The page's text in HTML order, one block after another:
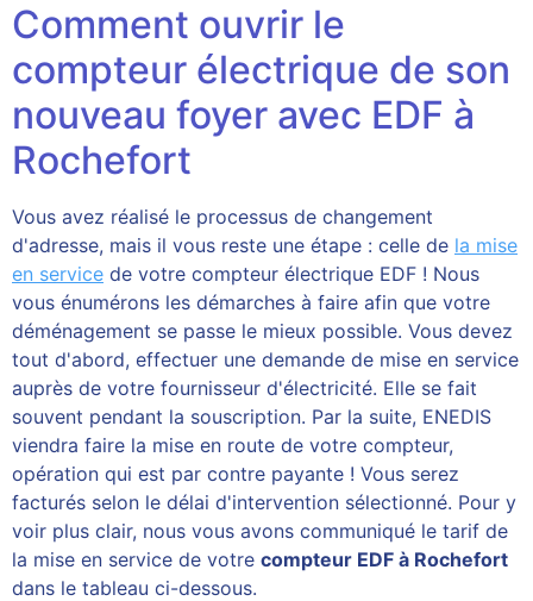
Comment ouvrir le
compteur électrique de son
nouveau foyer avec EDF à
Rochefort
Vous avez réalisé le processus de changement
d'adresse, mais il vous reste une étape : celle de la mise
en service de votre compteur électrique EDF ! Nous
vous énumérons les démarches à faire afin que votre
déménagement se passe le mieux possible. Vous devez
tout d'abord, effectuer une demande de mise en service
auprès de votre fournisseur d'électricité. Elle se fait
souvent pendant la souscription. Par la suite, ENEDIS
viendra faire la mise en route de votre compteur,
opération qui est par contre payante ! Vous serez
facturés selon le délai d'intervention sélectionné. Pour y
voir plus clair, nous vous avons communiqué le tarif de
la mise en service de votre compteur EDF à Rochefort
dans le tableau ci-dessous.